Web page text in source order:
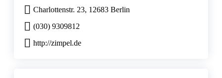
Charlottenstr. 23, 12683 Berlin
(030) 9309812
http://zimpel.de